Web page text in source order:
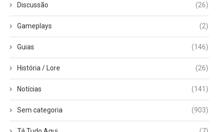
Discussão (26)
Gameplays (2)
Guias (146)
História / Lore (26)
Notícias (141)
Sem categoria (903)